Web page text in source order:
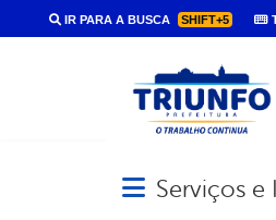
IR PARA A BUSCA SHIFT+5
Abrir menu
Serviços